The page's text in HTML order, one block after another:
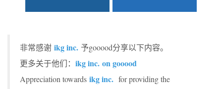
非常感谢 ikg inc. 予gooood分享以下内容。
更多关于他们： ikg inc. on gooood
Appreciation towards ikg inc. for providing the